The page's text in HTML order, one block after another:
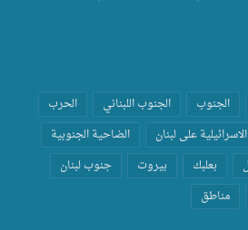
الجنوب الجنوب اللبناني
الحرب
على لبنان
الضاحية الجنوبية
بعلبك بيروت
جنوب لبنان
مناطق